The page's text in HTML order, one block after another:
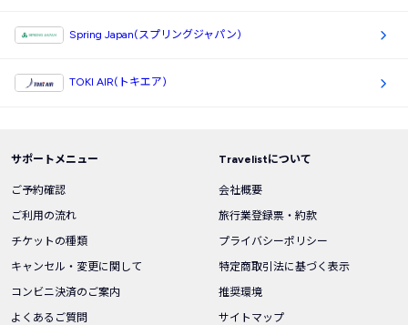
Spring Japan(スプリングジャパン)
TOKI AIR(トキエア)
サポートメニュー
ご予約確認
ご利用の流れ
チケットの種類
キャンセル・変更に関して
コンビニ決済のご案内
よくあるご質問
Travelistについて
会社概要
旅行業登録票・約款
プライバシーポリシー
特定商取引法に基づく表示
推奨環境
サイトマップ